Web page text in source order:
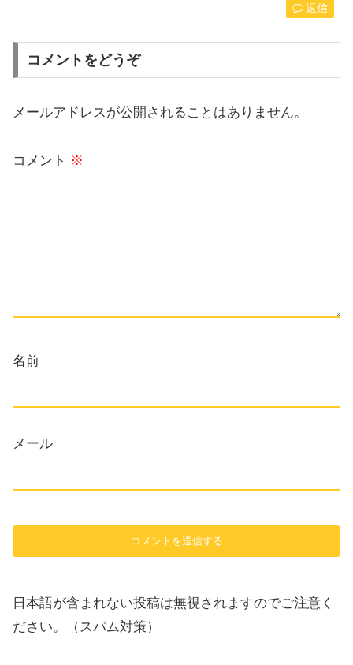
返信
コメントをどうぞ
メールアドレスが公開されることはありません。
コメント ※
名前
メール
日本語が含まれない投稿は無視されますのでご注意く
ださい。（スパム対策）